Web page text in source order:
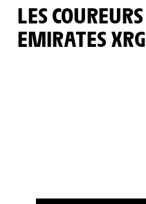
LES COUREURS UAE TEAM
EMIRATES XRG